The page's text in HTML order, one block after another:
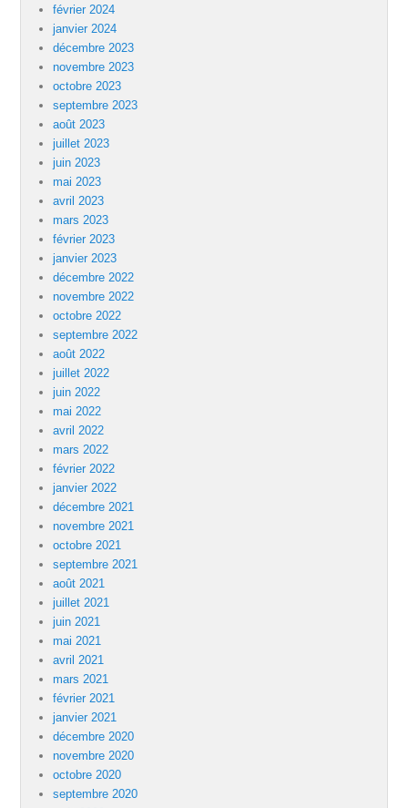
février 2024
janvier 2024
décembre 2023
novembre 2023
octobre 2023
septembre 2023
août 2023
juillet 2023
juin 2023
mai 2023
avril 2023
mars 2023
février 2023
janvier 2023
décembre 2022
novembre 2022
octobre 2022
septembre 2022
août 2022
juillet 2022
juin 2022
mai 2022
avril 2022
mars 2022
février 2022
janvier 2022
décembre 2021
novembre 2021
octobre 2021
septembre 2021
août 2021
juillet 2021
juin 2021
mai 2021
avril 2021
mars 2021
février 2021
janvier 2021
décembre 2020
novembre 2020
octobre 2020
septembre 2020